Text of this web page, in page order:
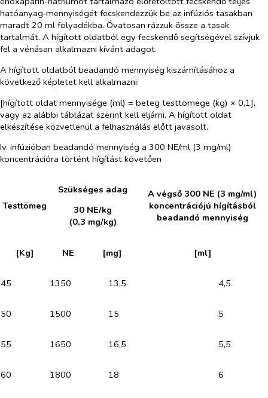
hatóanyag‑mennyiségét fecskendezzük be az infúziós tasakban
maradt 20 ml folyadékba. Óvatosan rázzuk össze a tasak
tartalmát. A hígított oldatból egy fecskendő segítségével szívjuk
fel a vénásan alkalmazni kívánt adagot.
A hígított oldatból beadandó mennyiség kiszámításához a
következő képletet kell alkalmazni:
[hígított oldat mennyisége (ml) = beteg testtömege (kg) × 0,1],
vagy az alábbi táblázat szerint kell eljárni. A hígított oldat
elkészítése közvetlenül a felhasználás előtt javasolt.
Iv. infúzióban beadandó mennyiség a 300 NE/ml (3 mg/ml)
koncentrációra történt hígítást követően
Testtömeg
Szükséges adag
30 NE/kg
(0,3 mg/kg)
A végső 300 NE (3 mg/ml)
koncentrációjú hígításból
beadandó mennyiség
[Kg] NE [mg] [ml]
45 1350 13,5 4,5
50 1500 15 5
55 1650 16,5 5,5
60 1800 18 6